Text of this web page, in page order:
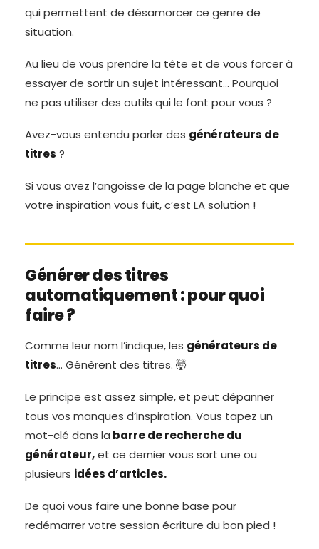
qui permettent de désamorcer ce genre de
situation.
Au lieu de vous prendre la tête et de vous forcer à
essayer de sortir un sujet intéressant… Pourquoi
ne pas utiliser des outils qui le font pour vous ?
Avez-vous entendu parler des générateurs de
titres ?
Si vous avez l’angoisse de la page blanche et que
votre inspiration vous fuit, c’est LA solution !
Générer des titres
automatiquement : pour quoi
faire ?
Comme leur nom l’indique, les générateurs de
titres… Génèrent des titres. 🤯
Le principe est assez simple, et peut dépanner
tous vos manques d’inspiration. Vous tapez un
mot-clé dans la barre de recherche du
générateur,et ce dernier vous sort une ou
plusieurs idées d’articles.
De quoi vous faire une bonne base pour
redémarrer votre session écriture du bon pied !